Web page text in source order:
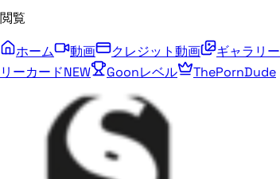
閲覧
ホーム
動画 クレジット動画 ギャラリー
リーカードNEW Goonレベル ThePornDude